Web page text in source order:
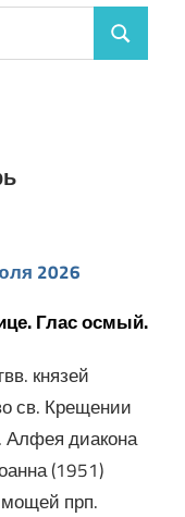
Поиск
2026
Глас осмый.
князей
св. Крещении
диакона
(1951)
прп.